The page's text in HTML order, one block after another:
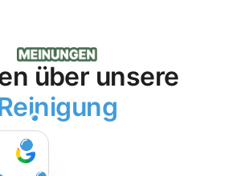
über unsere